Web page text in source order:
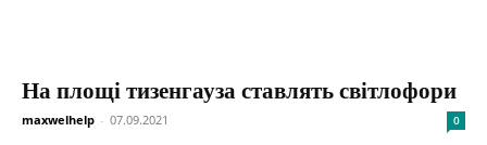
На площі тизенгауза ставлять світлофори
maxwelhelp - 07.09.2021 0